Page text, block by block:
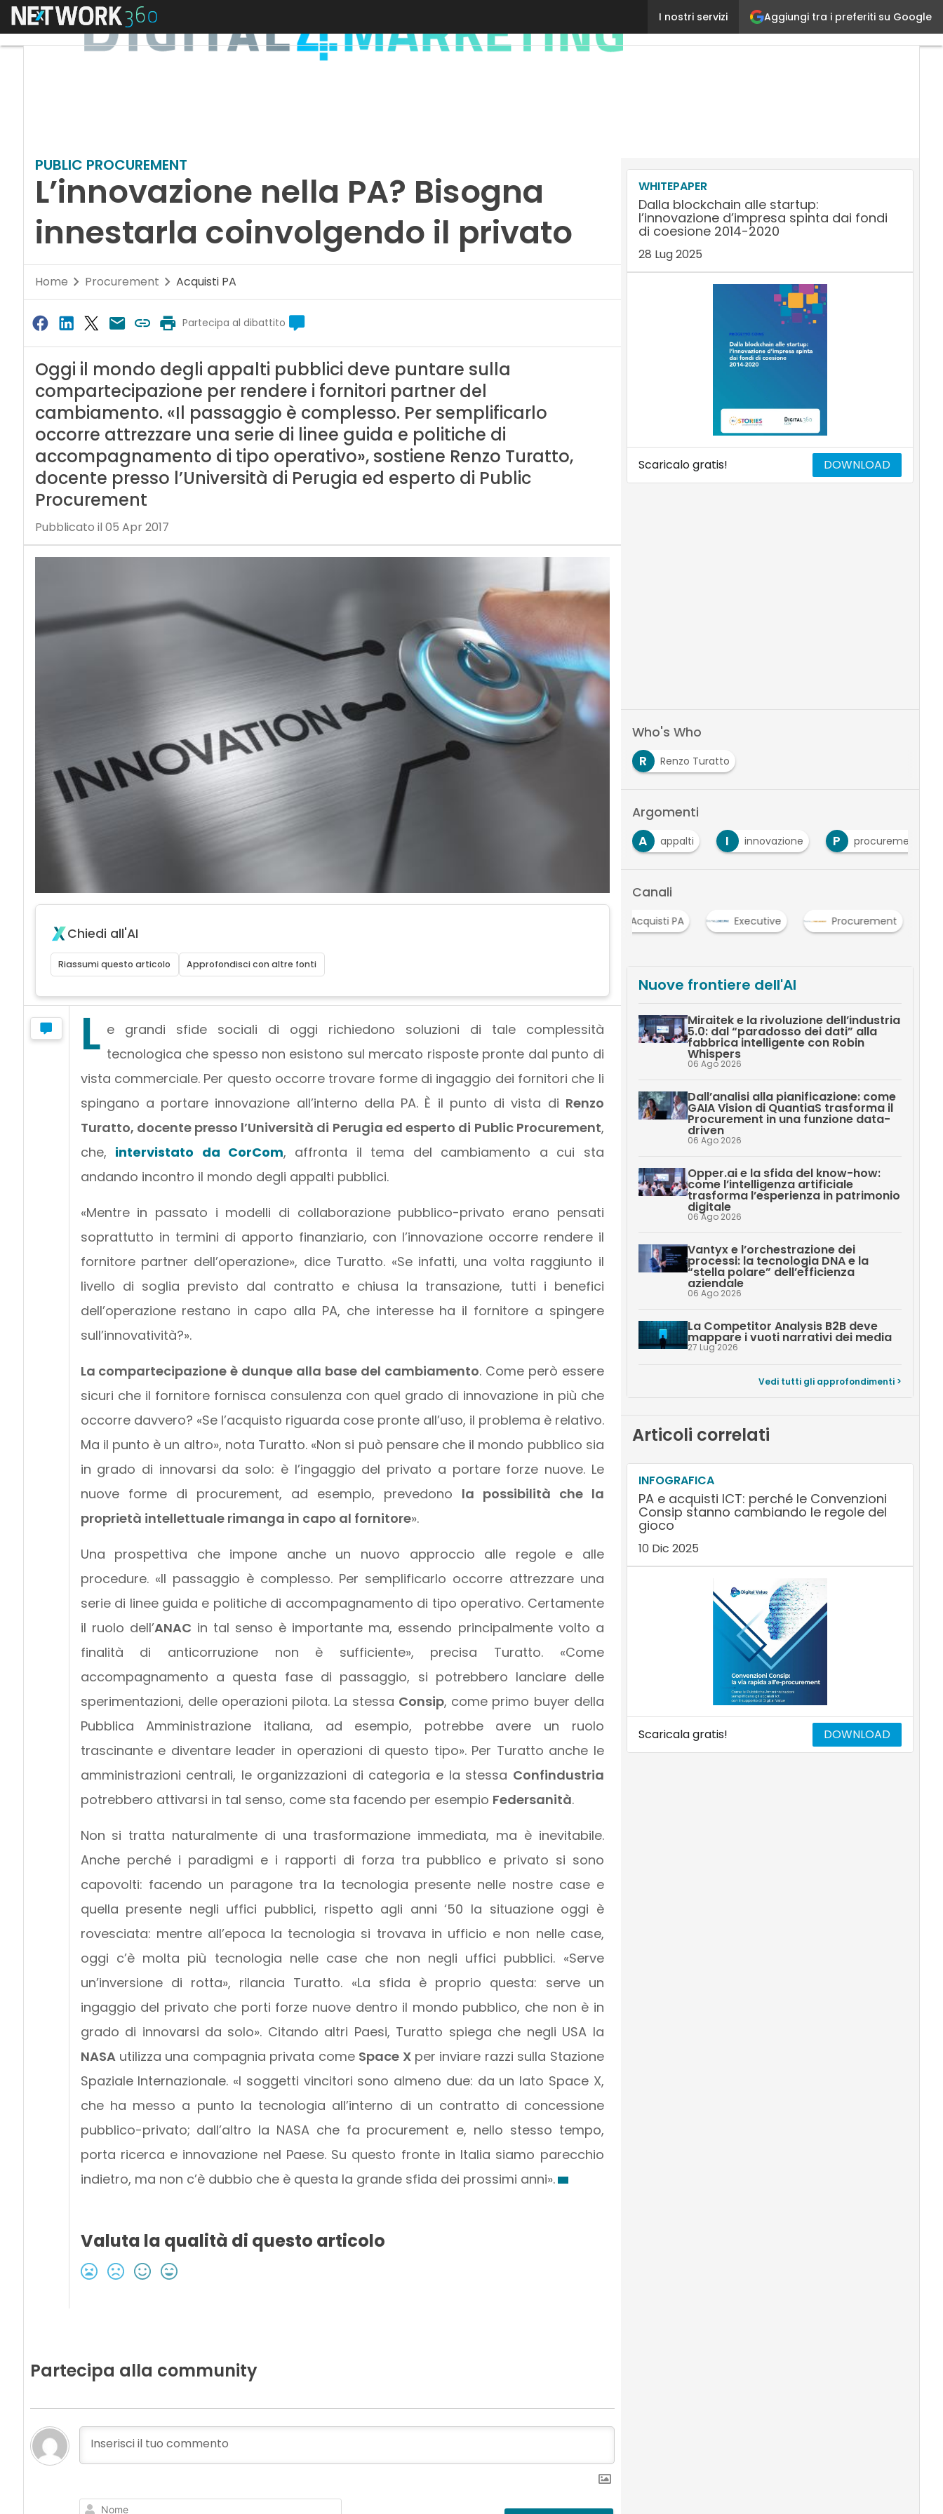
Aggiungi tra i preferiti su Google
I nostri servizi
Menu L’innovazione nella PA? Bisogna innestarla
PUBLIC PROCUREMENT
L’innovazione nella PA? Bisogna
innestarla coinvolgendo il privato
Home Procurement Acquisti PA
Partecipa al dibattito
Oggi il mondo degli appalti pubblici deve puntare sulla
compartecipazione per rendere i fornitori partner del
cambiamento. «Il passaggio è complesso. Per semplificarlo
occorre attrezzare una serie di linee guida e politiche di
accompagnamento di tipo operativo», sostiene Renzo Turatto,
docente presso l’Università di Perugia ed esperto di Public
Procurement
Pubblicato il 05 Apr 2017
Chiedi all'AI
Riassumi questo articolo Approfondisci con altre fonti
L e grandi sfide sociali di oggi richiedono soluzioni di tale complessità
tecnologica che spesso non esistono sul mercato risposte pronte dal punto di
vista commerciale. Per questo occorre trovare forme di ingaggio dei fornitori che li
spingano a portare innovazione all’interno della PA. È il punto di vista di Renzo
Turatto, docente presso l’Università di Perugia ed esperto di Public Procurement,
che, intervistato da CorCom, affronta il tema del cambiamento a cui sta
andando incontro il mondo degli appalti pubblici.
«Mentre in passato i modelli di collaborazione pubblico-privato erano pensati
soprattutto in termini di apporto finanziario, con l’innovazione occorre rendere il
fornitore partner dell’operazione», dice Turatto. «Se infatti, una volta raggiunto il
livello di soglia previsto dal contratto e chiusa la transazione, tutti i benefici
dell’operazione restano in capo alla PA, che interesse ha il fornitore a spingere
sull’innovatività?».
La compartecipazione è dunque alla base del cambiamento. Come però essere
sicuri che il fornitore fornisca consulenza con quel grado di innovazione in più che
occorre davvero? «Se l’acquisto riguarda cose pronte all’uso, il problema è relativo.
Ma il punto è un altro», nota Turatto. «Non si può pensare che il mondo pubblico sia
in grado di innovarsi da solo: è l’ingaggio del privato a portare forze nuove. Le
nuove forme di procurement, ad esempio, prevedono la possibilità che la
proprietà intellettuale rimanga in capo al fornitore».
Una prospettiva che impone anche un nuovo approccio alle regole e alle
procedure. «Il passaggio è complesso. Per semplificarlo occorre attrezzare una
serie di linee guida e politiche di accompagnamento di tipo operativo. Certamente
il ruolo dell’ANAC in tal senso è importante ma, essendo principalmente volto a
finalità di anticorruzione non è sufficiente», precisa Turatto. «Come
accompagnamento a questa fase di passaggio, si potrebbero lanciare delle
sperimentazioni, delle operazioni pilota. La stessa Consip, come primo buyer della
Pubblica Amministrazione italiana, ad esempio, potrebbe avere un ruolo
trascinante e diventare leader in operazioni di questo tipo». Per Turatto anche le
amministrazioni centrali, le organizzazioni di categoria e la stessa Confindustria
potrebbero attivarsi in tal senso, come sta facendo per esempio Federsanità.
Non si tratta naturalmente di una trasformazione immediata, ma è inevitabile.
Anche perché i paradigmi e i rapporti di forza tra pubblico e privato si sono
capovolti: facendo un paragone tra la tecnologia presente nelle nostre case e
quella presente negli uffici pubblici, rispetto agli anni ‘50 la situazione oggi è
rovesciata: mentre all’epoca la tecnologia si trovava in ufficio e non nelle case,
oggi c’è molta più tecnologia nelle case che non negli uffici pubblici. «Serve
un’inversione di rotta», rilancia Turatto. «La sfida è proprio questa: serve un
ingaggio del privato che porti forze nuove dentro il mondo pubblico, che non è in
grado di innovarsi da solo». Citando altri Paesi, Turatto spiega che negli USA la
NASAutilizza una compagnia privata come Space Xper inviare razzi sulla Stazione
Spaziale Internazionale. «I soggetti vincitori sono almeno due: da un lato Space X,
che ha messo a punto la tecnologia all’interno di un contratto di concessione
pubblico-privato; dall’altro la NASA che fa procurement e, nello stesso tempo,
porta ricerca e innovazione nel Paese. Su questo fronte in Italia siamo parecchio
indietro, ma non c’è dubbio che è questa la grande sfida dei prossimi anni».
Valuta la qualità di questo articolo
Partecipa alla community
Nome
WHITEPAPER
Dalla blockchain alle startup:
l’innovazione d’impresa spinta dai fondi
di coesione 2014-2020
28 Lug 2025
Scaricalo gratis! DOWNLOAD
Who's Who
R
Renzo Turatto
Argomenti
A appalti I innovazione P procurement
Canali
Acquisti PA Executive Procurement
Nuove frontiere dell'AI
Miraitek e la rivoluzione dell’industria
5.0: dal “paradosso dei dati” alla
fabbrica intelligente con Robin
Whispers
06 Ago 2026
Dall’analisi alla pianificazione: come
GAIA Vision di QuantiaS trasforma il
Procurement in una funzione data-
driven
06 Ago 2026
Opper.ai e la sfida del know-how:
come l’intelligenza artificiale
trasforma l’esperienza in patrimonio
digitale
06 Ago 2026
Vantyx e l’orchestrazione dei
processi: la tecnologia DNA e la
“stella polare” dell’efficienza
aziendale
06 Ago 2026
La Competitor Analysis B2B deve
mappare i vuoti narrativi dei media
27 Lug 2026
Vedi tutti gli approfondimenti >
Articoli correlati
INFOGRAFICA
PA e acquisti ICT: perché le Convenzioni
Consip stanno cambiando le regole del
gioco
10 Dic 2025
Scaricala gratis! DOWNLOAD